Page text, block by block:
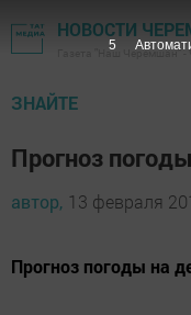
НОВОСТИ
Газета "Наш Черемшан"
ЗНАЙТЕ
Прогноз
автор, 13 февраля
Прогноз погоды на
3